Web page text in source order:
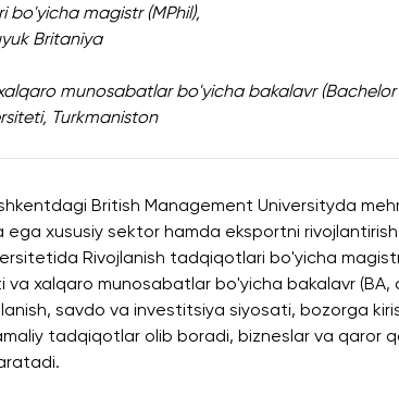
bo'yicha magistr (MPhil),
Britaniya
munosabatlar bo'yicha bakalavr (Bachelor
Turkmaniston
British Management Universityda
xususiy sektor hamda eksportni
Rivojlanish tadqiqotlari bo'yicha
xalqaro munosabatlar bo'yicha bakalavr (BA,
savdo va investitsiya siyosati, bozorga
tadqiqotlar olib boradi, bizneslar va qaror